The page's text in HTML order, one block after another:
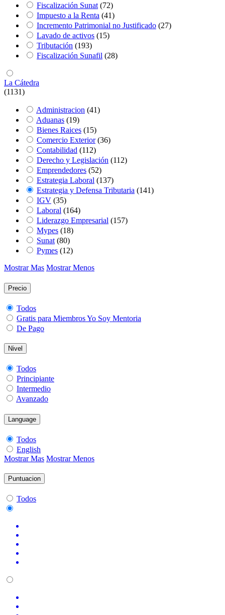
Fiscalización Sunat (72)
Impuesto a la Renta (41)
Incremento Patrimonial no Justificado (27)
Lavado de activos (15)
Tributación (193)
Fiscalización Sunafil (28)
La Cátedra
(1131)
Administracion (41)
Aduanas (19)
Bienes Raices (15)
Comercio Exterior (36)
Contabilidad (112)
Derecho y Legislación (112)
Emprendedores (52)
Estrategia Laboral (137)
Estrategia y Defensa Tributaria (141)
IGV (35)
Laboral (164)
Liderazgo Empresarial (157)
Mypes (18)
Sunat (80)
Pymes (12)
Mostrar Mas Mostrar Menos
Precio
Todos
Gratis para Miembros Yo Soy Mentoria
De Pago
Nivel
Todos
Principiante
Intermedio
Avanzado
Language
Todos
English
Mostrar Mas Mostrar Menos
Puntuacion
Todos